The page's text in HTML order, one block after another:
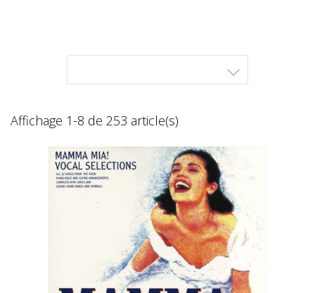

Affichage 1-8 de 253 article(s)